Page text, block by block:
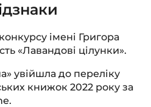
імені Григора
«Лавандові цілунки».
увійшла до переліку
книжок 2022 року за